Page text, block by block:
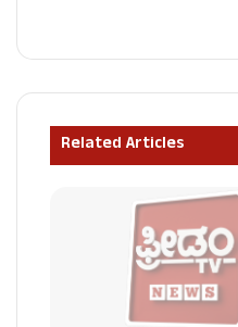
‘ಬ್ರ್ಯಾಂಡ್
Related Articles